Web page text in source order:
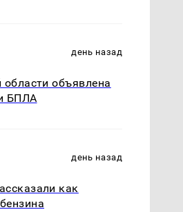
день назад
объявлена
БПЛА
день назад
как